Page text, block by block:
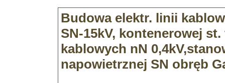
Budowa elektr. linii
SN-15kV, kontenerowej
kablowych nN
napowietrznej SN obręb